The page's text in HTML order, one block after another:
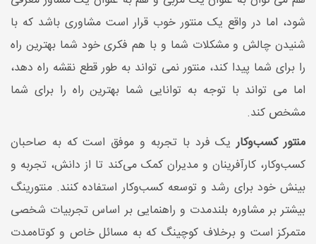
شود، اما در واقع یک منتور خوب قرار است مشاوری باشد که با
شنیدن چالش و مشکلات شما و با هم فکری خود شما بهترین راه
را برای شما پیدا کند، منتور نمی تواند به طور قطع نقشه راه دهد،
اما می تواند با توجه به توانایی شما بهترین راه را برای شما
مشخص کند.
منتور کسب‌وکاریک فرد با تجربه و موفق است که به صاحبان
کسب‌وکار، کارآفرینان و مدیران کمک می‌کند تا از دانش، تجربه و
بینش خود برای رشد و توسعه کسب‌وکار استفاده کنند. منتورینگ
بیشتر بر مشاوره بلندمدت و راهنمایی بر اساس تجربیات شخصی
متمرکز است و برخلاف کوچینگ که به مسائل خاص و کوتاه‌مدت